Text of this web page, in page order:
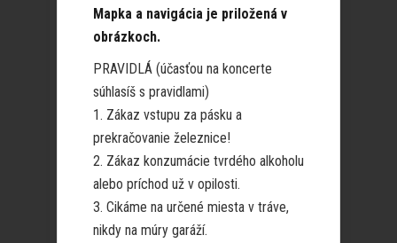
Mapka a navigácia je priložená v
obrázkoch.
PRAVIDLÁ (účasťou na koncerte
súhlasíš s pravidlami)
1. Zákaz vstupu za pásku a
prekračovanie železnice!
2. Zákaz konzumácie tvrdého alkoholu
alebo príchod už v opilosti.
3. Cikáme na určené miesta v tráve,
nikdy na múry garáží.